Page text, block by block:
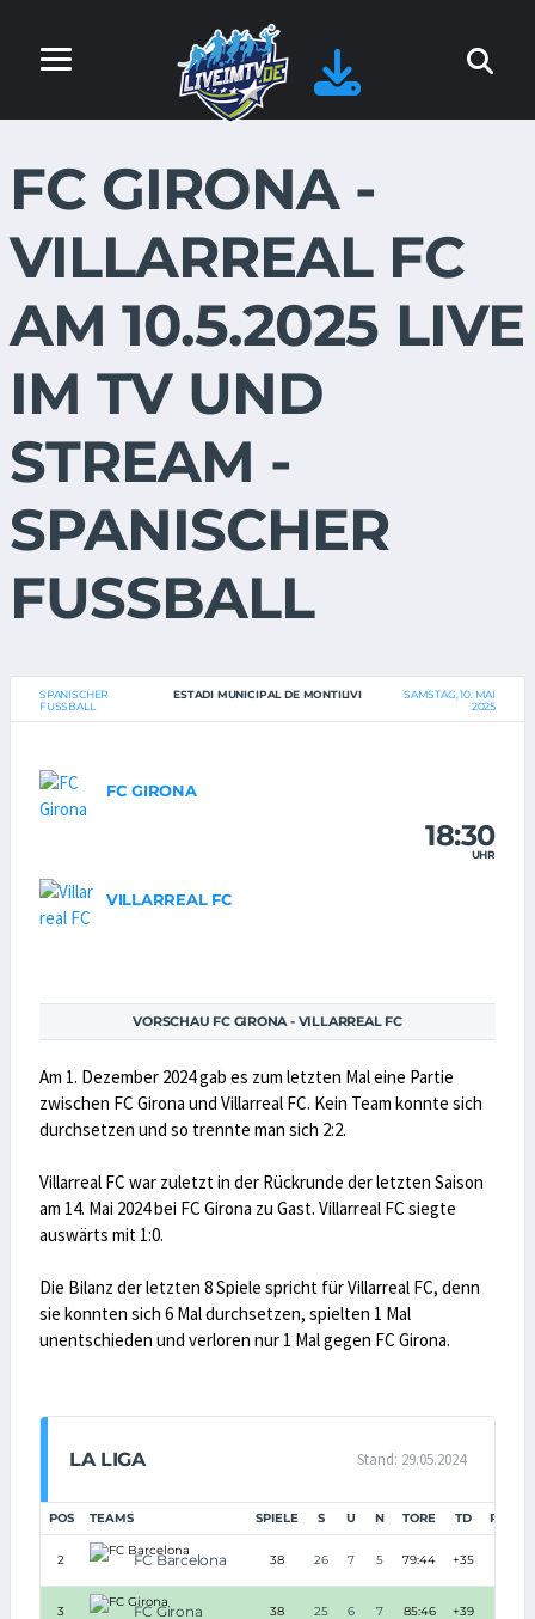
FC GIRONA -
VILLARREAL FC
AM 10.5.2025 LIVE
IM TV UND
STREAM -
SPANISCHER
FUSSBALL
SPANISCHER
FUSSBALL
ESTADI MUNICIPAL DE MONTILIVI
SAMSTAG, 10. MAI
2025
FC GIRONA
18:30
UHR
VILLARREAL FC
VORSCHAU FC GIRONA - VILLARREAL FC
Am 1. Dezember 2024 gab es zum letzten Mal eine Partie
zwischen FC Girona und Villarreal FC. Kein Team konnte sich
durchsetzen und so trennte man sich 2:2.
Villarreal FC war zuletzt in der Rückrunde der letzten Saison
am 14. Mai 2024 bei FC Girona zu Gast. Villarreal FC siegte
auswärts mit 1:0.
Die Bilanz der letzten 8 Spiele spricht für Villarreal FC, denn
sie konnten sich 6 Mal durchsetzen, spielten 1 Mal
unentschieden und verloren nur 1 Mal gegen FC Girona.
LA LIGA Stand: 29.05.2024
POS TEAMS SPIELE S U N TORE TD
2 FC Barcelona 38 26 7 5 79:44 +35
3 FC Girona 38 25 6 7 85:46 +39